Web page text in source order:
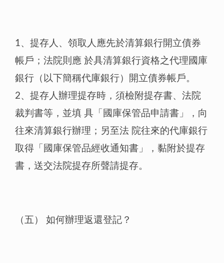
1、提存人、領取人應先於清算銀行開立債券
帳戶；法院則應 於具清算銀行資格之代理國庫
銀行（以下簡稱代庫銀行）開立債券帳戶。
2、提存人辦理提存時，須檢附提存書、法院
裁判書等，並填 具「國庫保管品申請書」，向
往來清算銀行辦理；另至法 院往來的代庫銀行
取得「國庫保管品經收通知書」，黏附於提存
書，送交法院提存所聲請提存。
（五） 如何辦理返還登記？